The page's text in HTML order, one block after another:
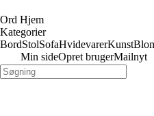
Ord Hjem
Kategorier
BordStolSofaHvidevarerKunst
Min sideOpret brugerMailnyt